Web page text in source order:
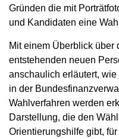
Gründen die mit
und Kandidaten eine
Mit einem Überblick über
entstehenden neuen
anschaulich erläutert,
in der
Wahlverfahren werden
Darstellung, die den
Orientierungshilfe gibt,